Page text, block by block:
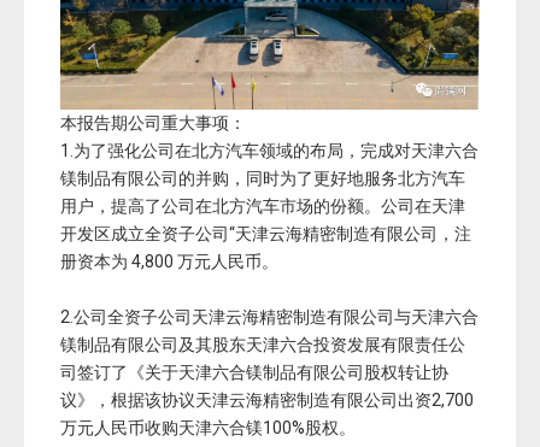
本报告期公司重大事项：
1.为了强化公司在北方汽车领域的布局，完成对天津六合
镁制品有限公司的并购，同时为了更好地服务北方汽车
用户，提高了公司在北方汽车市场的份额。公司在天津
开发区成立全资子公司“天津云海精密制造有限公司，注
册资本为 4,800 万元人民币。
2.公司全资子公司天津云海精密制造有限公司与天津六合
镁制品有限公司及其股东天津六合投资发展有限责任公
司签订了《关于天津六合镁制品有限公司股权转让协
议》，根据该协议天津云海精密制造有限公司出资2,700
万元人民币收购天津六合镁100%股权。